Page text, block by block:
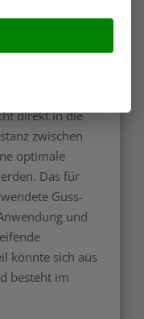
Kochen im
sich das Gefäß
direkt in die
zwischen
optimale
Das für
Guss-
und
könnte sich aus
besteht im